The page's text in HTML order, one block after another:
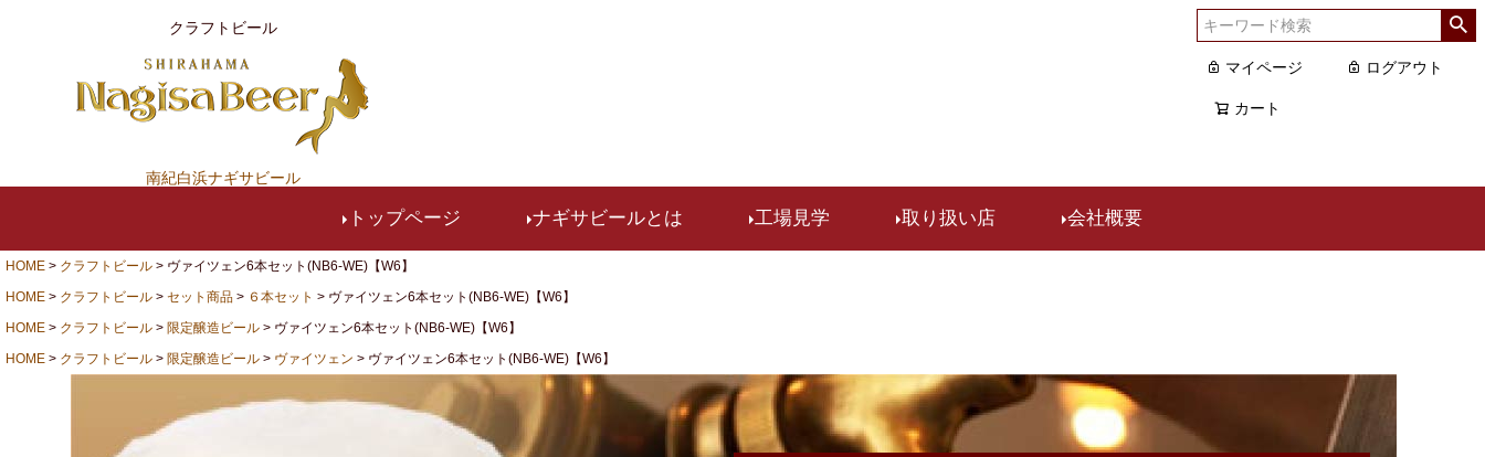
クラフトビール
南紀白浜ナギサビール
マイページ ログアウト
カート
トップページ ナギサビールとは 工場見学 取り扱い店 会社概要
HOME クラフトビール
ヴァイツェン6本セット(NB6-WE)【W6】
HOME
クラフトビール セット商品 ６本セット
ヴァイツェン6本セット(NB6-WE)【W6】
HOME
クラフトビール 限定醸造ビール
ヴァイツェン6本セット(NB6-WE)【W6】
HOME
クラフトビール 限定醸造ビール ヴァイツェン ヴァイツェン6本セット(NB6-WE)【W6】